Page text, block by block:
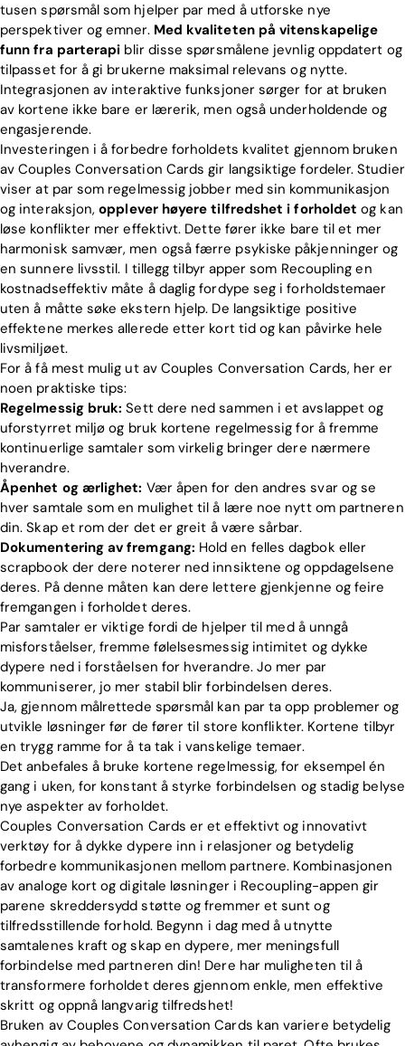
Home
tusen spørsmål som hjelper par med å utforske nye
perspektiver og emner. Med kvaliteten på vitenskapelige
funn fra parterapi blir disse spørsmålene jevnlig oppdatert og
tilpasset for å gi brukerne maksimal relevans og nytte.
Integrasjonen av interaktive funksjoner sørger for at bruken
av kortene ikke bare er lærerik, men også underholdende og
engasjerende.
Investeringen i å forbedre forholdets kvalitet gjennom bruken
av Couples Conversation Cards gir langsiktige fordeler. Studier
viser at par som regelmessig jobber med sin kommunikasjon
og interaksjon,opplever høyere tilfredshet i forholdet og kan
løse konflikter mer effektivt. Dette fører ikke bare til et mer
harmonisk samvær, men også færre psykiske påkjenninger og
en sunnere livsstil. I tillegg tilbyr apper som Recoupling en
kostnadseffektiv måte å daglig fordype seg i forholdstemaer
uten å måtte søke ekstern hjelp. De langsiktige positive
effektene merkes allerede etter kort tid og kan påvirke hele
livsmiljøet.
For å få mest mulig ut av Couples Conversation Cards, her er
noen praktiske tips:
Regelmessig bruk: Sett dere ned sammen i et avslappet og
uforstyrret miljø og bruk kortene regelmessig for å fremme
kontinuerlige samtaler som virkelig bringer dere nærmere
hverandre.
Åpenhet og ærlighet: Vær åpen for den andres svar og se
hver samtale som en mulighet til å lære noe nytt om partneren
din. Skap et rom der det er greit å være sårbar.
Dokumentering av fremgang: Hold en felles dagbok eller
scrapbook der dere noterer ned innsiktene og oppdagelsene
deres. På denne måten kan dere lettere gjenkjenne og feire
fremgangen i forholdet deres.
Par samtaler er viktige fordi de hjelper til med å unngå
misforståelser, fremme følelsesmessig intimitet og dykke
dypere ned i forståelsen for hverandre. Jo mer par
kommuniserer, jo mer stabil blir forbindelsen deres.
Ja, gjennom målrettede spørsmål kan par ta opp problemer og
utvikle løsninger før de fører til store konflikter. Kortene tilbyr
en trygg ramme for å ta tak i vanskelige temaer.
Det anbefales å bruke kortene regelmessig, for eksempel én
gang i uken, for konstant å styrke forbindelsen og stadig belyse
nye aspekter av forholdet.
Couples Conversation Cards er et effektivt og innovativt
verktøy for å dykke dypere inn i relasjoner og betydelig
forbedre kommunikasjonen mellom partnere. Kombinasjonen
av analoge kort og digitale løsninger i Recoupling-appen gir
parene skreddersydd støtte og fremmer et sunt og
tilfredsstillende forhold. Begynn i dag med å utnytte
samtalenes kraft og skap en dypere, mer meningsfull
forbindelse med partneren din! Dere har muligheten til å
transformere forholdet deres gjennom enkle, men effektive
skritt og oppnå langvarig tilfredshet!
Bruken av Couples Conversation Cards kan variere betydelig